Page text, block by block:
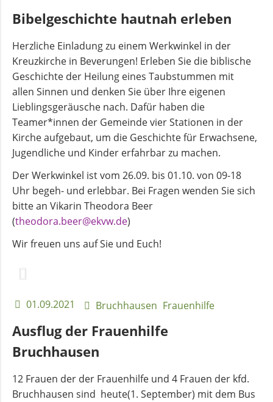
Bibelgeschichte hautnah erleben
Herzliche Einladung zu einem Werkwinkel in der
Kreuzkirche in Beverungen! Erleben Sie die biblische
Geschichte der Heilung eines Taubstummen mit
allen Sinnen und denken Sie über Ihre eigenen
Lieblingsgeräusche nach. Dafür haben die
Teamer*innen der Gemeinde vier Stationen in der
Kirche aufgebaut, um die Geschichte für Erwachsene,
Jugendliche und Kinder erfahrbar zu machen.
Der Werkwinkel ist vom 26.09. bis 01.10. von 09-18
Uhr begeh- und erlebbar. Bei Fragen wenden Sie sich
bitte an Vikarin Theodora Beer
(theodora.beer@ekvw.de)
Wir freuen uns auf Sie und Euch!
01.09.2021 Bruchhausen Frauenhilfe
Ausflug der Frauenhilfe
Bruchhausen
12 Frauen der der Frauenhilfe und 4 Frauen der kfd.
Bruchhausen sind heute(1. September) mit dem Bus